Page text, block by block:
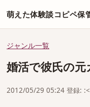
萌えた体験談コピペ保
ジャンル一覧
婚活で彼氏の
2012/05/29 05:24 登録: